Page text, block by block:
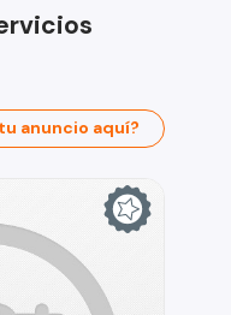
anuncio aquí?